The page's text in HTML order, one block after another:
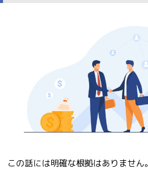
この話には明確な根拠はありません。